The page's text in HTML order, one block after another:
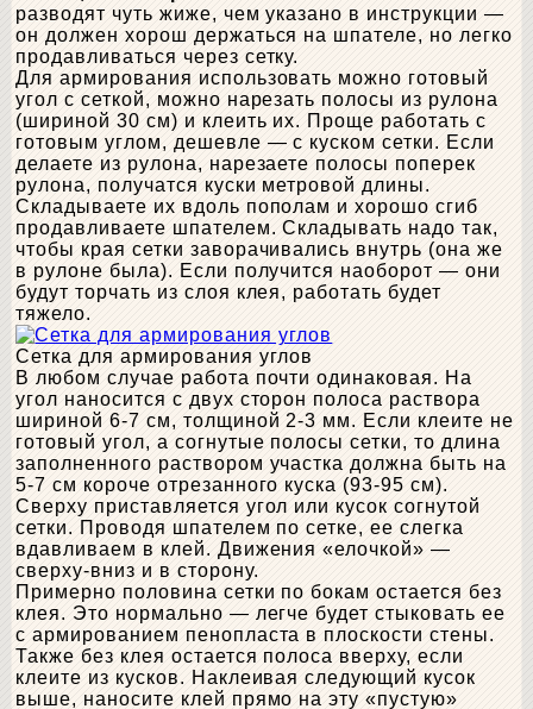
разводят чуть жиже, чем указано в инструкции —
он должен хорош держаться на шпателе, но легко
продавливаться через сетку.
Для армирования использовать можно готовый
угол с сеткой, можно нарезать полосы из рулона
(шириной 30 см) и клеить их. Проще работать с
готовым углом, дешевле — с куском сетки. Если
делаете из рулона, нарезаете полосы поперек
рулона, получатся куски метровой длины.
Складываете их вдоль пополам и хорошо сгиб
продавливаете шпателем. Складывать надо так,
чтобы края сетки заворачивались внутрь (она же
в рулоне была). Если получится наоборот — они
будут торчать из слоя клея, работать будет
тяжело.
Сетка для армирования углов
В любом случае работа почти одинаковая. На
угол наносится с двух сторон полоса раствора
шириной 6-7 см, толщиной 2-3 мм. Если клеите не
готовый угол, а согнутые полосы сетки, то длина
заполненного раствором участка должна быть на
5-7 см короче отрезанного куска (93-95 см).
Сверху приставляется угол или кусок согнутой
сетки. Проводя шпателем по сетке, ее слегка
вдавливаем в клей. Движения «елочкой» —
сверху-вниз и в сторону.
Примерно половина сетки по бокам остается без
клея. Это нормально — легче будет стыковать ее
с армированием пенопласта в плоскости стены.
Также без клея остается полоса вверху, если
клеите из кусков. Наклеивая следующий кусок
выше, наносите клей прямо на эту «пустую»